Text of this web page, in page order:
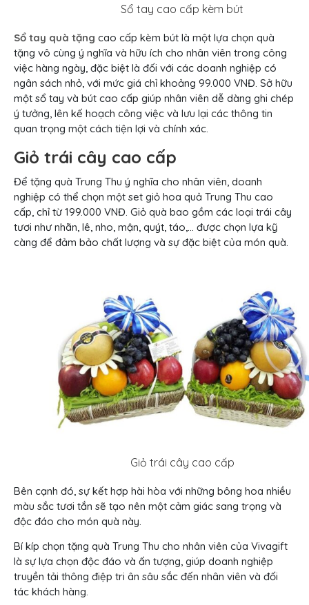
Sổ tay cao cấp kèm bút
Sổ tay quà tặng cao cấp kèm bút là một lựa chọn quà
tặng vô cùng ý nghĩa và hữu ích cho nhân viên trong công
việc hàng ngày, đặc biệt là đối với các doanh nghiệp có
ngân sách nhỏ, với mức giá chỉ khoảng 99.000 VNĐ. Sở hữu
một sổ tay và bút cao cấp giúp nhân viên dễ dàng ghi chép
ý tưởng, lên kế hoạch công việc và lưu lại các thông tin
quan trọng một cách tiện lợi và chính xác.
Giỏ trái cây cao cấp
Để tặng quà Trung Thu ý nghĩa cho nhân viên, doanh
nghiệp có thể chọn một set giỏ hoa quả Trung Thu cao
cấp, chỉ từ 199.000 VNĐ. Giỏ quà bao gồm các loại trái cây
tươi như nhãn, lê, nho, mận, quýt, táo,… được chọn lựa kỹ
càng để đảm bảo chất lượng và sự đặc biệt của món quà.
Giỏ trái cây cao cấp
Bên cạnh đó, sự kết hợp hài hòa với những bông hoa nhiều
màu sắc tươi tắn sẽ tạo nên một cảm giác sang trọng và
độc đáo cho món quà này.
Bí kíp chọn tặng quà Trung Thu cho nhân viên của Vivagift
là sự lựa chọn độc đáo và ấn tượng, giúp doanh nghiệp
truyền tải thông điệp tri ân sâu sắc đến nhân viên và đối
tác khách hàng.